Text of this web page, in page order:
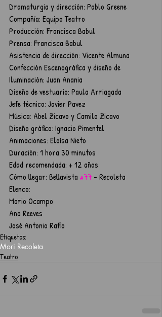
Dramaturgia y dirección: Pablo Greene
Compañía: Equipo Teatro
Producción: Francisca Babul
Prensa: Francisca Babul
Asistencia de dirección: Vicente Almuna
Confección Escenográfica y diseño de
Iluminación: Juan Anania
Diseño de vestuario: Paula Arriagada
Jefe técnico: Javier Pavez
Música: Abel Zicavo y Camilo Zicavo
Diseño gráfico: Ignacio Pimentel
Animaciones: Eloísa Nieto
Duración: 1 hora 30 minutos
Edad recomendada: + 12 años
Cómo llegar: Bellavista #77 - Recoleta
Elenco:
Mario Ocampo
Ana Reeves
José Antonio Raffo
Etiquetas:
Mori Recoleta
Teatro